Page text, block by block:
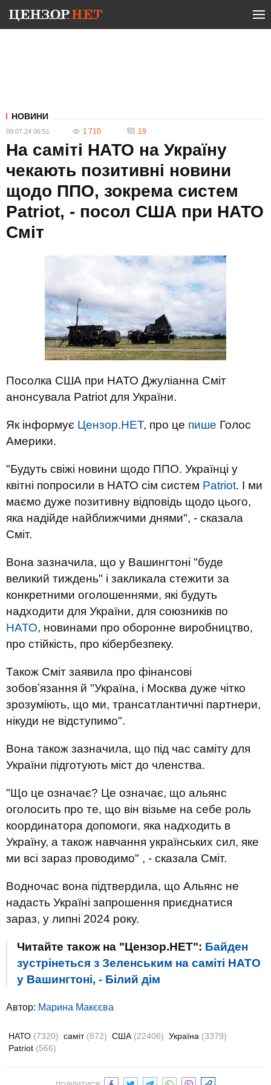
НОВИНИ
09.07.24 06:51 1 710 19
На саміті НАТО на Україну
чекають позитивні новини
щодо ППО, зокрема систем
Patriot, - посол США при НАТО
Сміт
Посолка США при НАТО Джуліанна Сміт
анонсувала Patriot для України.
Як інформує Цензор.НЕТ, про це пише Голос
Америки.
"Будуть свіжі новини щодо ППО. Українці у
квітні попросили в НАТО сім систем Patriot. І ми
маємо дуже позитивну відповідь щодо цього,
яка надійде найближчими днями", - сказала
Сміт.
Вона зазначила, що у Вашингтоні "буде
великий тиждень" і закликала стежити за
конкретними оголошеннями, які будуть
надходити для України, для союзників по
НАТО, новинами про оборонне виробництво,
про стійкість, про кібербезпеку.
Також Сміт заявила про фінансові
зобовʼязання й "Україна, і Москва дуже чітко
зрозуміють, що ми, трансатлантичні партнери,
нікуди не відступимо".
Вона також зазначила, що під час саміту для
України підготують міст до членства.
"Що це означає? Це означає, що альянс
оголосить про те, що він візьме на себе роль
координатора допомоги, яка надходить в
Україну, а також навчання українських сил, яке
ми всі зараз проводимо" , - сказала Сміт.
Водночас вона підтвердила, що Альянс не
надасть Україні запрошення приєднатися
зараз, у липні 2024 року.
Читайте також на "Цензор.НЕТ": Байден
зустрінеться з Зеленським на саміті НАТО
у Вашингтоні, - Білий дім
Автор: Марина Макєєва
НАТО (7320) саміт (872) США (22406) Україна (3379)
Patriot (566)